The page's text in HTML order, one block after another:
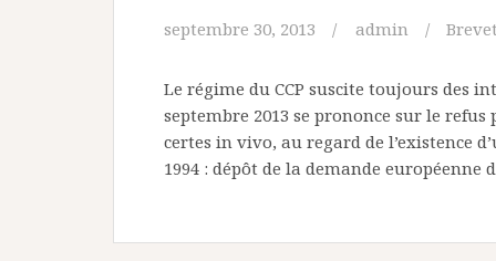
septembre 30, 2013 admin
Le régime du CCP suscite toujours des
septembre 2013 se prononce sur le refus
certes in vivo, au regard de l’existence
1994 : dépôt de la demande européenne